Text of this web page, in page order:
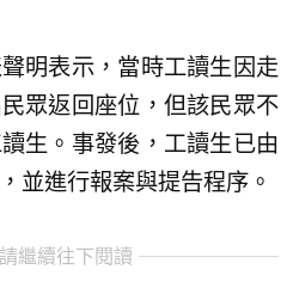
明表示，當時工讀生因走
眾返回座位，但該民眾不
生。事發後，工讀生已由
並進行報案與提告程序。
繼續往下閱讀